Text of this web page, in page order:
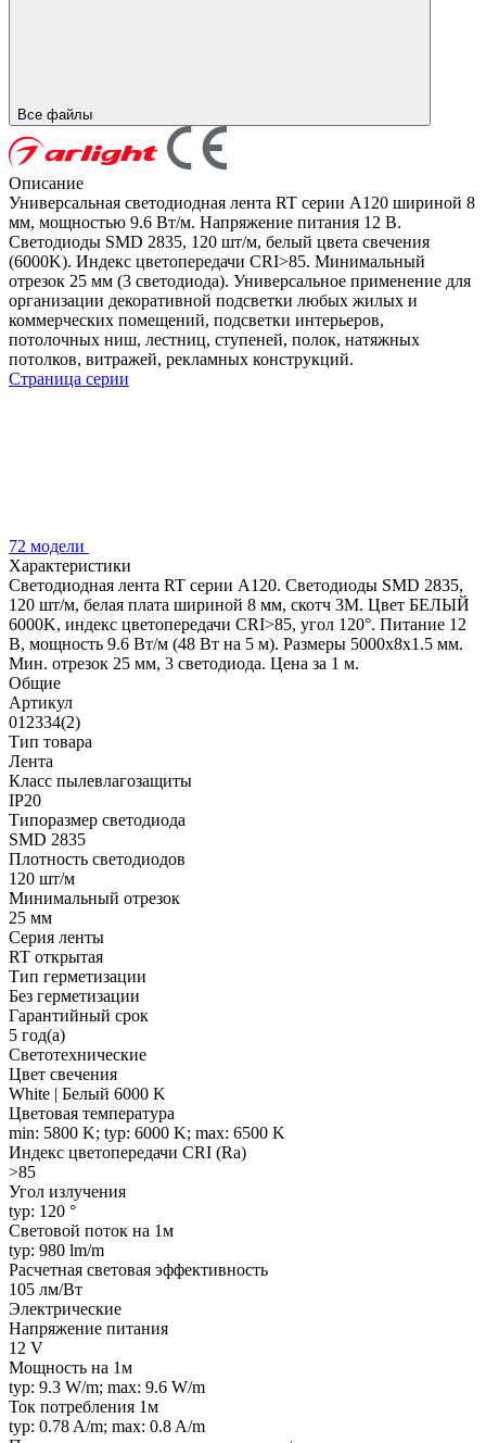
Все файлы
Описание
Универсальная светодиодная лента RT серии A120 шириной 8
мм, мощностью 9.6 Вт/м. Напряжение питания 12 В.
Светодиоды SMD 2835, 120 шт/м, белый цвета свечения
(6000K). Индекс цветопередачи CRI>85. Минимальный
отрезок 25 мм (3 светодиода). Универсальное применение для
организации декоративной подсветки любых жилых и
коммерческих помещений, подсветки интерьеров,
потолочных ниш, лестниц, ступеней, полок, натяжных
потолков, витражей, рекламных конструкций.
Страница серии
72 модели
Характеристики
Светодиодная лента RT серии A120. Светодиоды SMD 2835,
120 шт/м, белая плата шириной 8 мм, скотч 3M. Цвет БЕЛЫЙ
6000K, индекс цветопередачи CRI>85, угол 120°. Питание 12
В, мощность 9.6 Вт/м (48 Вт на 5 м). Размеры 5000x8x1.5 мм.
Мин. отрезок 25 мм, 3 светодиода. Цена за 1 м.
Общие
Артикул
012334(2)
Тип товара
Лента
Класс пылевлагозащиты
IP20
Типоразмер светодиода
SMD 2835
Плотность светодиодов
120 шт/м
Минимальный отрезок
25 мм
Серия ленты
RT открытая
Тип герметизации
Без герметизации
Гарантийный срок
5 год(а)
Светотехнические
Цвет свечения
White | Белый 6000 K
Цветовая температура
min: 5800 K; typ: 6000 K; max: 6500 K
Индекс цветопередачи CRI (Ra)
>85
Угол излучения
typ: 120 °
Световой поток на 1м
typ: 980 lm/m
Расчетная световая эффективность
105 лм/Вт
Электрические
Напряжение питания
12 V
Мощность на 1м
typ: 9.3 W/m; max: 9.6 W/m
Ток потребления 1м
typ: 0.78 A/m; max: 0.8 A/m